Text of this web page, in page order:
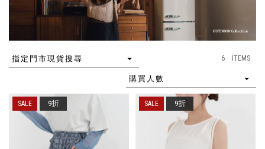
指定門市現貨搜尋 6 ITEMS
購買人數
9折 9折